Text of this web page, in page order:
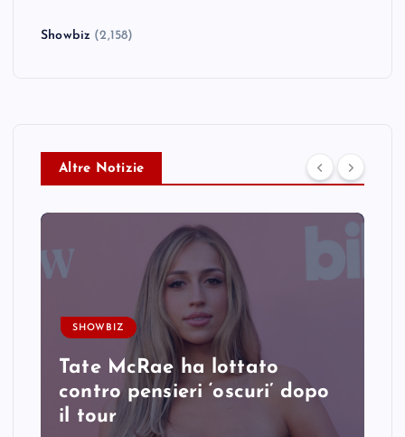
Showbiz (2,158)
Altre Notizie
SHOWBIZ
Tate McRae ha lottato
contro pensieri ‘oscuri’ dopo
il tour